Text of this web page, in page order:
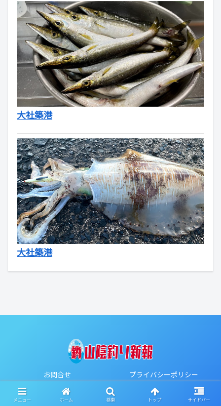
大社築港
大社築港
お問合せ
プライバシーポリシー
Copyright © 2020-2026 山陰釣り新報 All Rights Reserved.
メニュー ホーム 検索 トップ サイドバー